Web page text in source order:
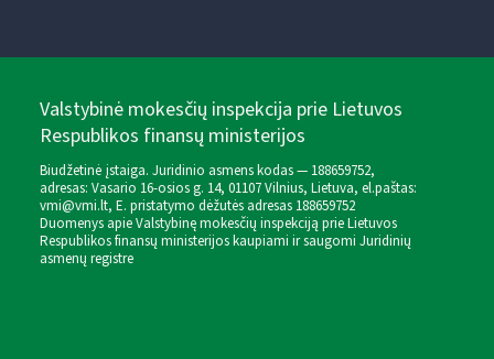
Valstybinė mokesčių inspekcija prie Lietuvos
Respublikos finansų ministerijos
Biudžetinė įstaiga. Juridinio asmens kodas — 188659752,
adresas: Vasario 16-osios g. 14, 01107 Vilnius, Lietuva, el.paštas:
vmi@vmi.lt, E. pristatymo dėžutės adresas 188659752
Duomenys apie Valstybinę mokesčių inspekciją prie Lietuvos
Respublikos finansų ministerijos kaupiami ir saugomi Juridinių
asmenų registre